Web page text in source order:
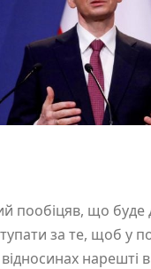
пообіцяв, що буде
за те, щоб у
нарешті